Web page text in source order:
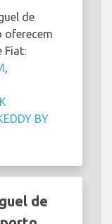
de
oferecem
Fiat:
,
BY
de